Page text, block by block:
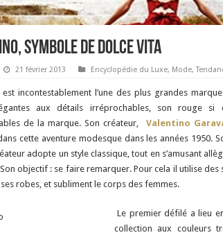
Symbole de Dolce Vita
21 février 2013 Encyclopédie du Luxe, Mode,
est incontestablement l’une des plus grandes
aux détails irréprochables, son rouge si
de la marque. Son créateur, Valentino
cette aventure modesque dans les années 1950.
adopte un style classique, tout en s’amusant
objectif : se faire remarquer. Pour cela il utilise
robes, et subliment le corps des femmes.
Le premier défilé a lieu
collection aux couleurs